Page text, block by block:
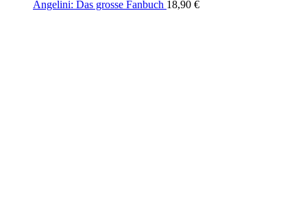
Angelini: Das grosse Fanbuch 18,90 €